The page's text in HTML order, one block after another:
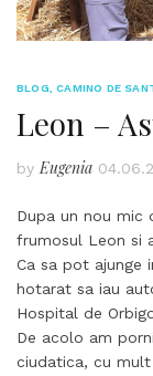
BLOG ,CAMINO DE
Leon –
by Eugenia
Dupa un nou mic
frumosul Leon si
Ca sa pot ajunge
hotarat sa iau
Hospital de
De acolo am
ciudatica, cu